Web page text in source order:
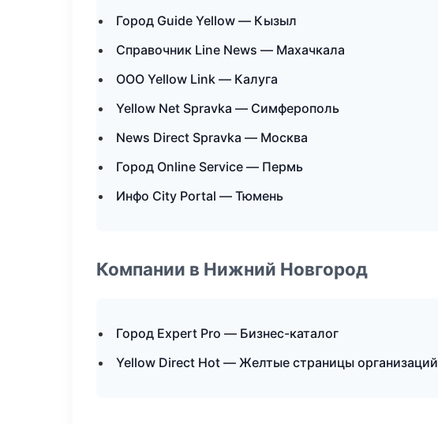
Город Guide Yellow — Кызыл
Справочник Line News — Махачкала
ООО Yellow Link — Калуга
Yellow Net Spravka — Симферополь
News Direct Spravka — Москва
Город Online Service — Пермь
Инфо City Portal — Тюмень
Компании в Нижний Новгород
Город Expert Pro — Бизнес-каталог
Yellow Direct Hot — Желтые страницы организаций